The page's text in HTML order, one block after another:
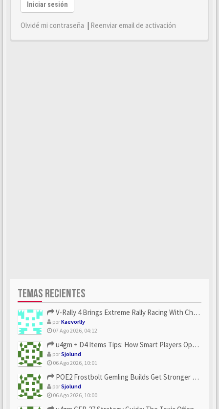
Iniciar sesión
Olvidé mi contraseña | Reenviar email de activación
TEMAS RECIENTES
V-Rally 4 Brings Extreme Rally Racing With Challenging Track...
porKaevorlly
07 Ago 2026, 04:12
u4gm + D4 Items Tips: How Smart Players Optimize Gear, Build...
porSjolund
06 Ago 2026, 10:01
POE2 Frostbolt Gemling Builds Get Stronger With u4gm’s Ice C...
porSjolund
06 Ago 2026, 10:00